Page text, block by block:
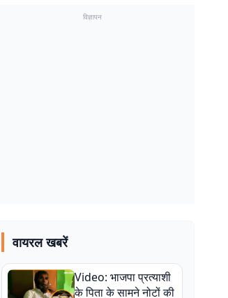
विज्ञापन
वायरल खबरें
Video: भाजपा प्रत्याशी
के पिता के सामने नोटों की